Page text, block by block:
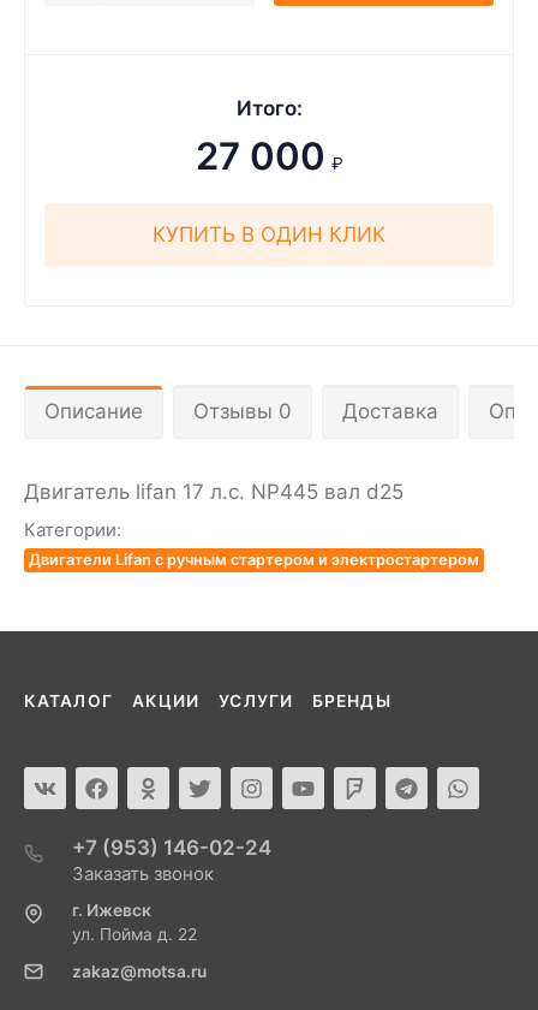
Итого:
27 000 ₽
КУПИТЬ В ОДИН КЛИК
Описание Отзывы 0 Доставка
Двигатель lifan 17 л.с. NP445 вал d25
Категории:
Двигатели Lifan с ручным стартером и электростартером
КАТАЛОГ АКЦИИ УСЛУГИ БРЕНДЫ
+7 (953) 146-02-24
Заказать звонок
г. Ижевск
ул. Пойма д. 22
zakaz@motsa.ru